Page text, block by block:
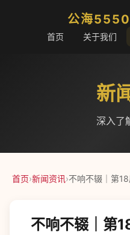
公海
首页 关于我们
新
深入了
首页›新闻资讯›不响不辍｜第
不响不辍｜第